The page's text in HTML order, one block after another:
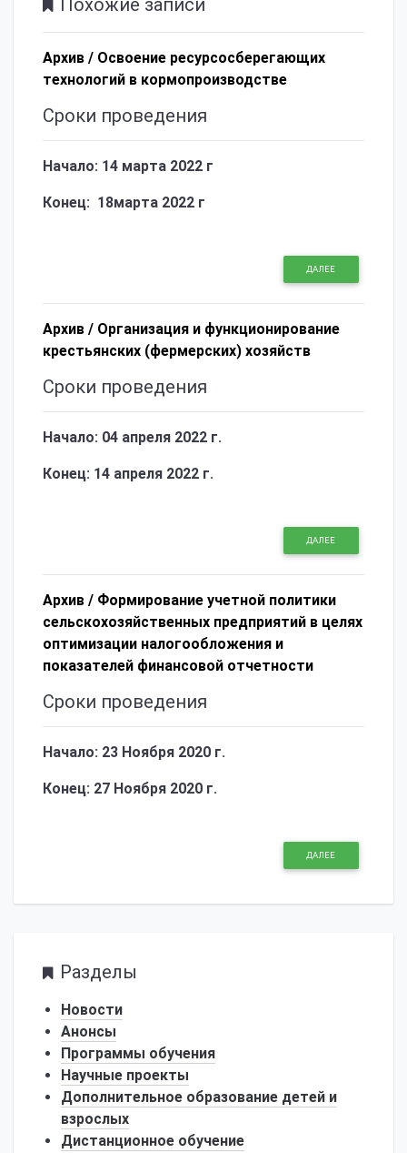
Похожие записи
Архив / Освоение ресурсосберегающих
технологий в кормопроизводстве
Сроки проведения
Начало: 14 марта 2022 г
Конец: 18марта 2022 г
ДАЛЕЕ
Архив / Организация и функционирование
крестьянских (фермерских) хозяйств
Сроки проведения
Начало: 04 апреля 2022 г.
Конец: 14 апреля 2022 г.
ДАЛЕЕ
Архив / Формирование учетной политики
сельскохозяйственных предприятий в целях
оптимизации налогообложения и
показателей финансовой отчетности
Сроки проведения
Начало: 23 Ноября 2020 г.
Конец: 27 Ноября 2020 г.
ДАЛЕЕ
Разделы
Новости
Анонсы
Программы обучения
Научные проекты
Дополнительное образование детей и
взрослых
Дистанционное обучение